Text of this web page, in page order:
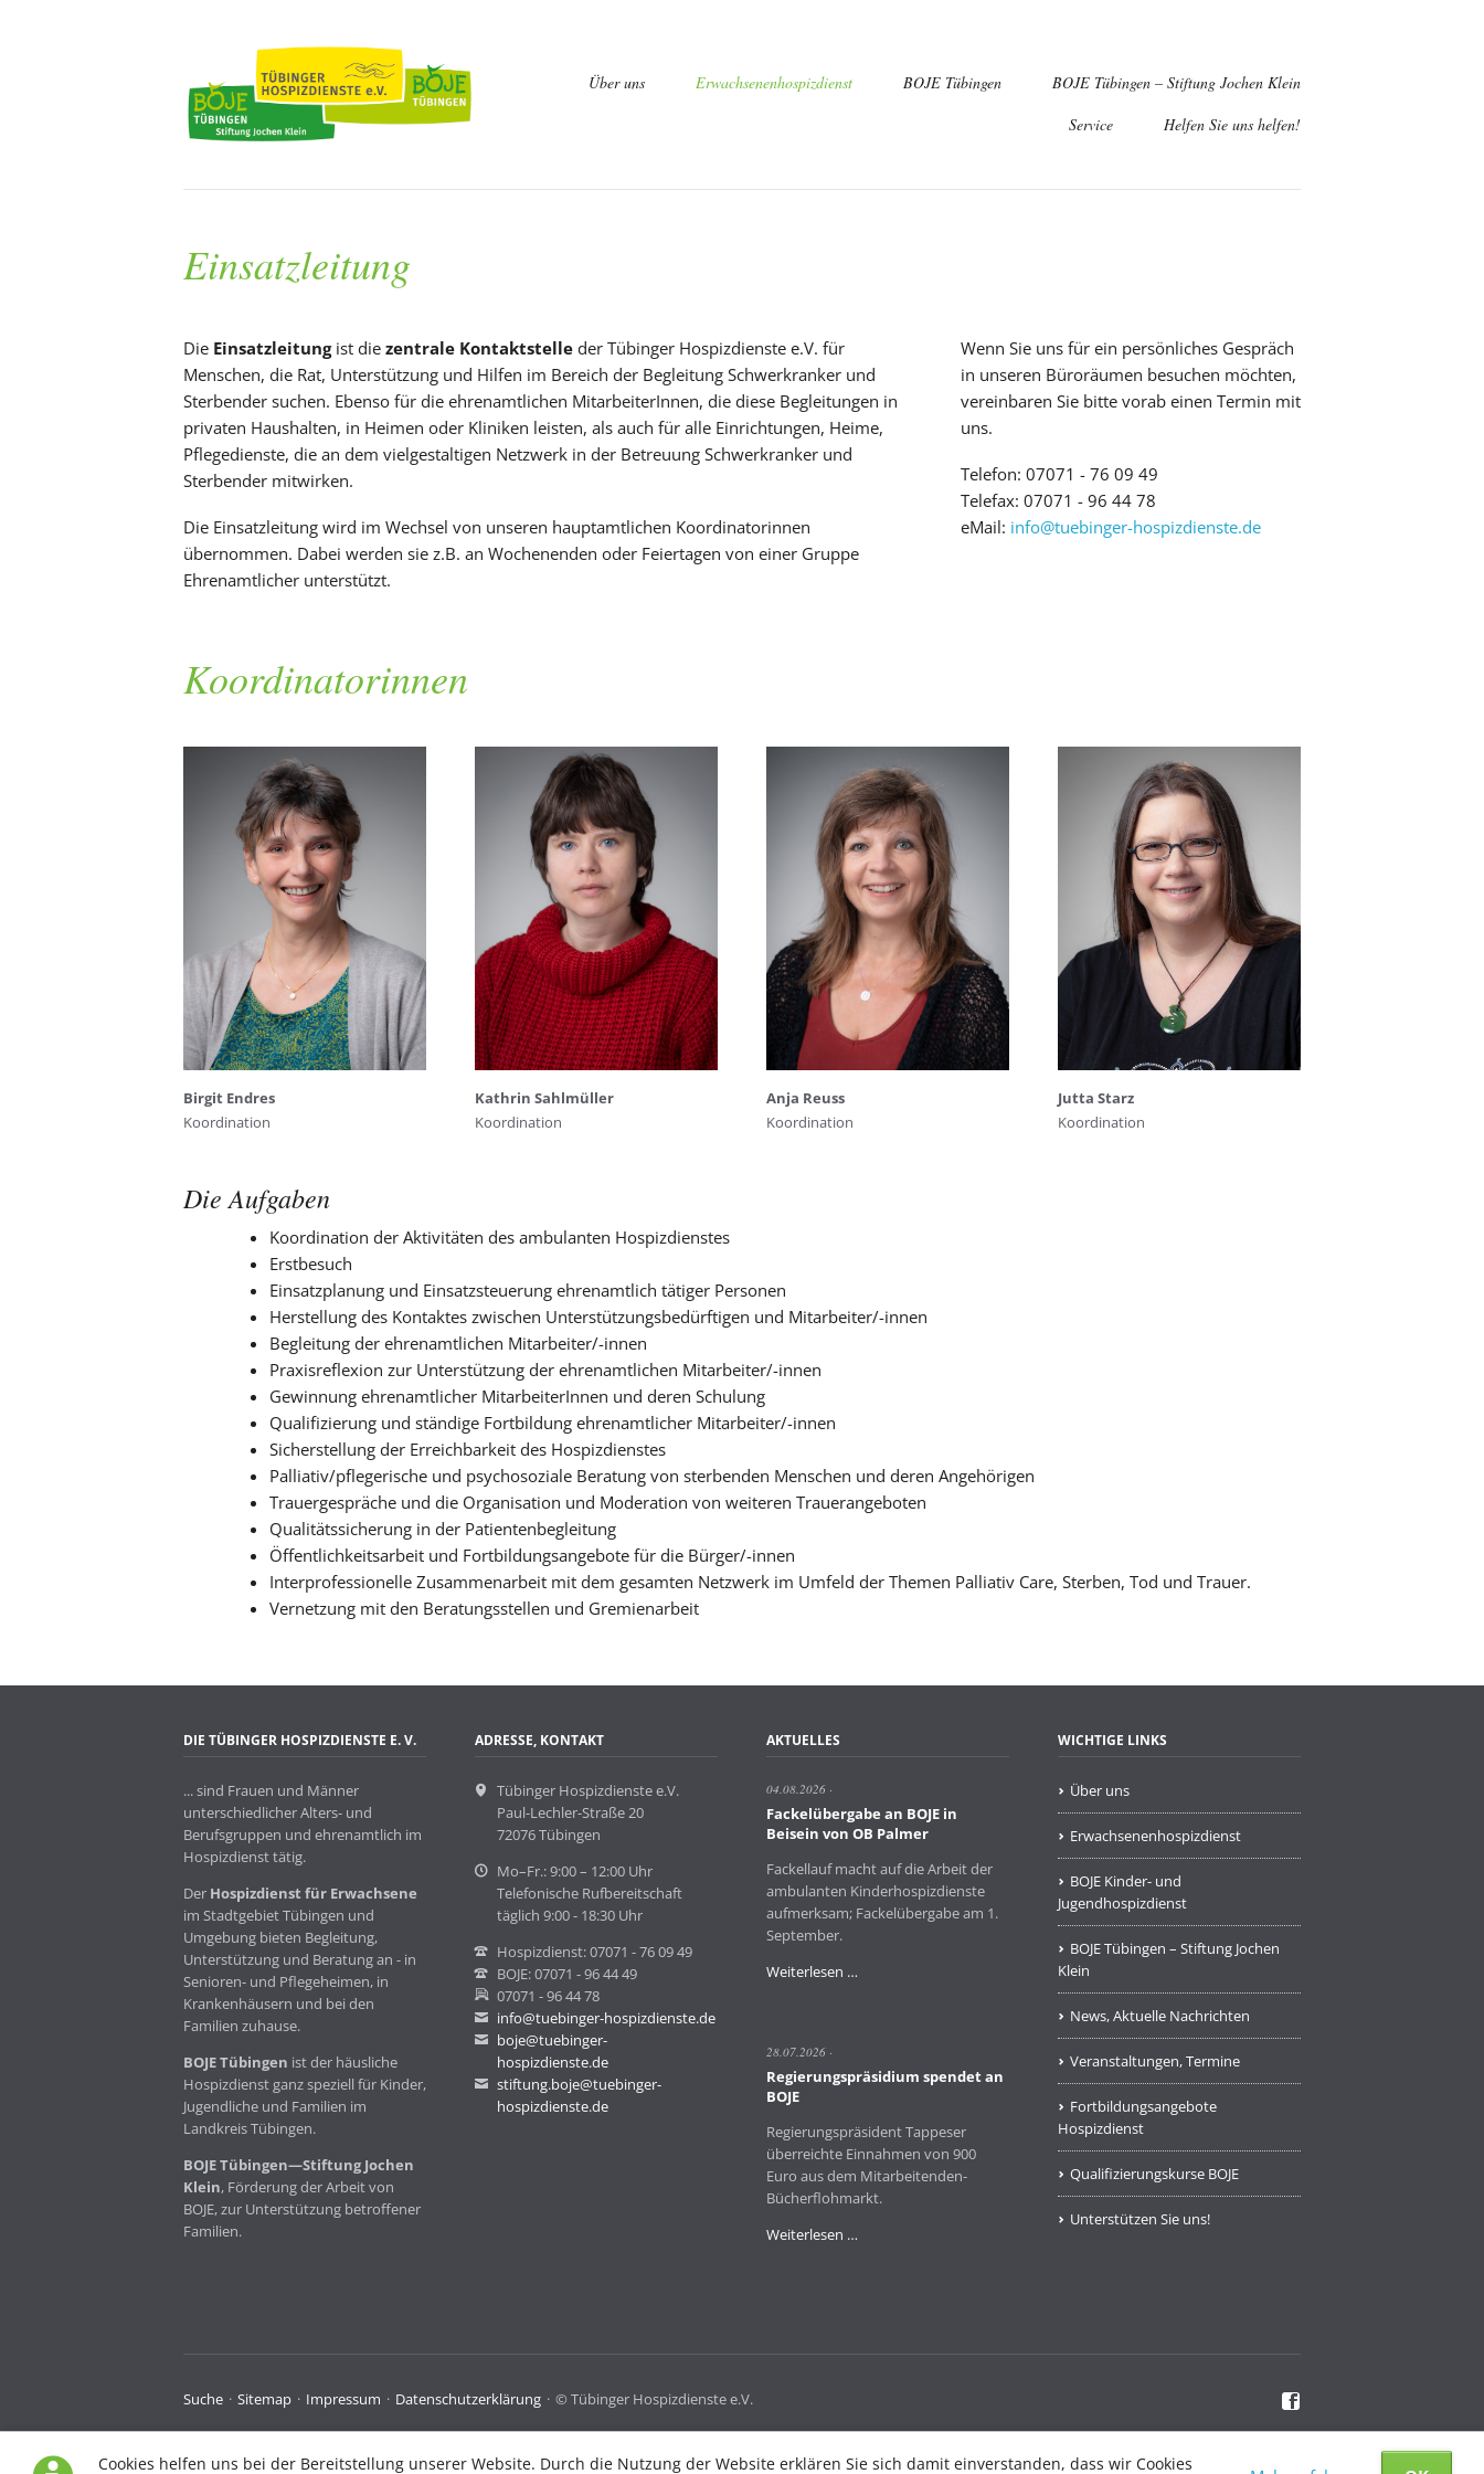
Cookies helfen uns bei der Bereitstellung unserer Website. Durch die Nutzung der Website erklären Sie sich damit einverstanden, dass wir Cookies
NavigationÜber uns Erwachsenenhospizdienst
Veranstaltungen, Termine
BOJE Tübingen
BOJE Tübingen – Stiftung Jochen Klein
Service
Helfen Sie uns helfen!
Einsatzleitung
Die Einsatzleitungist die zentrale Kontaktstelle der Tübinger Hospizdienste e.V. für
Menschen, die Rat, Unterstützung und Hilfen im Bereich der Begleitung Schwerkranker und
Sterbender suchen. Ebenso für die ehrenamtlichen MitarbeiterInnen, die diese Begleitungen in
privaten Haushalten, in Heimen oder Kliniken leisten, als auch für alle Einrichtungen, Heime,
Pflegedienste, die an dem vielgestaltigen Netzwerk in der Betreuung Schwerkranker und
Sterbender mitwirken.
Die Einsatzleitung wird im Wechsel von unseren hauptamtlichen Koordinatorinnen
übernommen. Dabei werden sie z.B. an Wochenenden oder Feiertagen von einer Gruppe
Ehrenamtlicher unterstützt.
Wenn Sie uns für ein persönliches Gespräch
in unseren Büroräumen besuchen möchten,
vereinbaren Sie bitte vorab einen Termin mit
uns.
Telefon: 07071 - 76 09 49
Telefax: 07071 - 96 44 78
eMail: info@tuebinger-hospizdienste.de
Koordinatorinnen
Birgit Endres
Koordination
Kathrin Sahlmüller
Koordination
Anja Reuss
Koordination
Jutta Starz
Koordination
Die Aufgaben
Koordination der Aktivitäten des ambulanten Hospizdienstes
Erstbesuch
Einsatzplanung und Einsatzsteuerung ehrenamtlich tätiger Personen
Herstellung des Kontaktes zwischen Unterstützungsbedürftigen und Mitarbeiter/-innen
Begleitung der ehrenamtlichen Mitarbeiter/-innen
Praxisreflexion zur Unterstützung der ehrenamtlichen Mitarbeiter/-innen
Gewinnung ehrenamtlicher MitarbeiterInnen und deren Schulung
Qualifizierung und ständige Fortbildung ehrenamtlicher Mitarbeiter/-innen
Sicherstellung der Erreichbarkeit des Hospizdienstes
Palliativ/pflegerische und psychosoziale Beratung von sterbenden Menschen und deren Angehörigen
Trauergespräche und die Organisation und Moderation von weiteren Trauerangeboten
Qualitätssicherung in der Patientenbegleitung
Öffentlichkeitsarbeit und Fortbildungsangebote für die Bürger/-innen
Interprofessionelle Zusammenarbeit mit dem gesamten Netzwerk im Umfeld der Themen Palliativ Care, Sterben, Tod und Trauer.
Vernetzung mit den Beratungsstellen und Gremienarbeit
DIE TÜBINGER HOSPIZDIENSTE E. V.
... sind Frauen und Männer
unterschiedlicher Alters- und
Berufsgruppen und ehrenamtlich im
Hospizdienst tätig.
Der Hospizdienst für Erwachsene
im Stadtgebiet Tübingen und
Umgebung bieten Begleitung,
Unterstützung und Beratung an - in
Senioren- und Pflegeheimen, in
Krankenhäusern und bei den
Familien zuhause.
BOJE Tübingen ist der häusliche
Hospizdienst ganz speziell für Kinder,
Jugendliche und Familien im
Landkreis Tübingen.
BOJE Tübingen—Stiftung Jochen
Klein, Förderung der Arbeit von
BOJE, zur Unterstützung betroffener
Familien.
ADRESSE, KONTAKT
Tübinger Hospizdienste e.V.
Paul-Lechler-Straße 20
72076 Tübingen
Mo–Fr.: 9:00 – 12:00 Uhr
Telefonische Rufbereitschaft
täglich 9:00 - 18:30 Uhr
Hospizdienst: 07071 - 76 09 49
BOJE: 07071 - 96 44 49
07071 - 96 44 78
info@tuebinger-hospizdienste.de
boje@tuebinger-
hospizdienste.de
stiftung.boje@tuebinger-
hospizdienste.de
AKTUELLES
04.08.2026
Fackelübergabe an BOJE in
Beisein von OB Palmer
Fackellauf macht auf die Arbeit der
ambulanten Kinderhospizdienste
aufmerksam; Fackelübergabe am 1.
September.
Weiterlesen …
von
Palmer
28.07.2026
Regierungspräsidium spendet an
BOJE
Regierungspräsident Tappeser
überreichte Einnahmen von 900
Euro aus dem Mitarbeitenden-
Bücherflohmarkt.
Weiterlesen …
WICHTIGE LINKS
Über uns
Erwachsenenhospizdienst
BOJE Kinder- und
Jugendhospizdienst
BOJE Tübingen – Stiftung Jochen
Klein
News, Aktuelle Nachrichten
Veranstaltungen, Termine
Fortbildungsangebote
Hospizdienst
Qualifizierungskurse BOJE
Unterstützen Sie uns!
Navigation
Suche Sitemap Impressum Datenschutzerklärung © Tübinger Hospizdienste e.V.